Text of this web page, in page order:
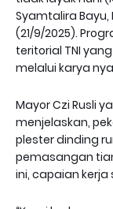
Syamtalira
(21/9/2025).
teritorial TNI
melalui karya
Mayor Czi Rusli
menjelaskan,
plester dinding
pemasangan
ini, capaian